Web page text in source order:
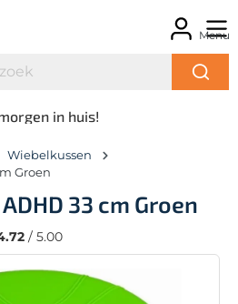
Menu
in huis!
Wiebelkussen
Groen
33 cm Groen
/ 5.00